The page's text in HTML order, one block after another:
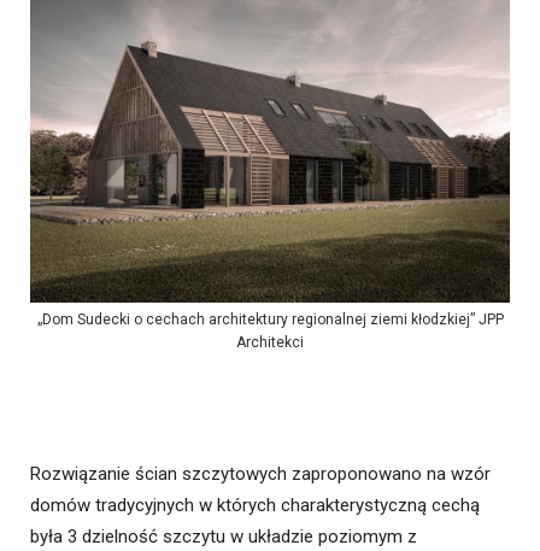
„Dom Sudecki o cechach architektury regionalnej ziemi kłodzkiej” JPP
Architekci
Rozwiązanie ścian szczytowych zaproponowano na wzór
domów tradycyjnych w których charakterystyczną cechą
była 3 dzielność szczytu w układzie poziomym z